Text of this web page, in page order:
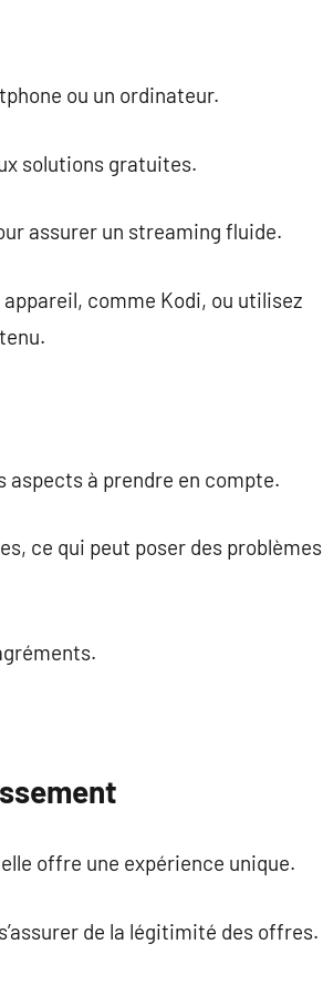
ou un ordinateur.
solutions gratuites.
assurer un streaming fluide.
comme Kodi, ou utilisez
aspects à prendre en compte.
ce qui peut poser des problèmes
offre une expérience unique.
de la légitimité des offres.